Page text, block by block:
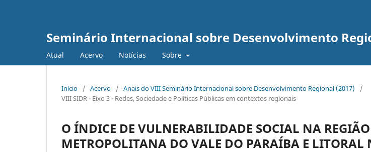
Seminário Internacional sobre Desenvolvimento
Atual Acervo Notícias Sobre
Início / Acervo / Anais do VIII Seminário Internacional sobre Desenvolvimento Regional (2017)
/
VIII SIDR - Eixo 3 - Redes, Sociedade e Políticas Públicas em contextos regionais
O ÍNDICE DE VULNERABILIDADE SOCIAL NA REGIÃO
METROPOLITANA DO VALE DO PARAÍBA E LITORAL